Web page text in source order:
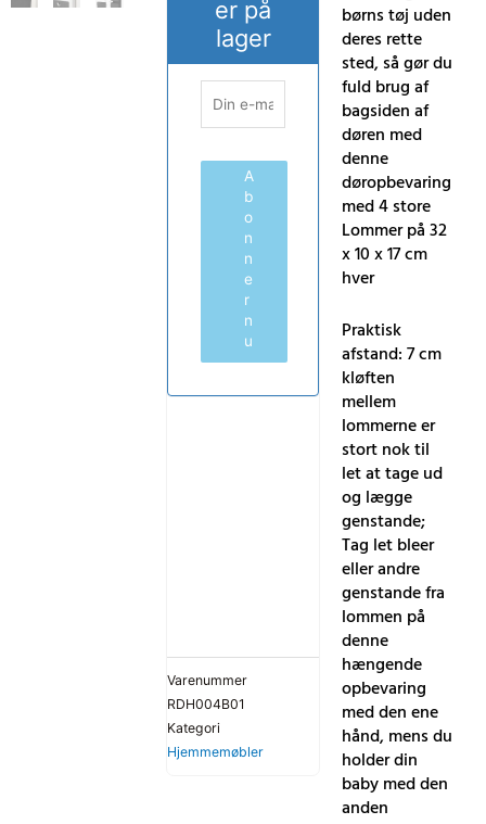
er på
lager
A
b
o
n
n
e
r
n
u
Varenummer
RDH004B01
Kategori
Hjemmemøbler
børns tøj uden
deres rette
sted, så gør du
fuld brug af
bagsiden af ​​
døren med
denne
døropbevaring
med 4 store
Lommer på 32
x 10 x 17 cm
hver
Praktisk
afstand: 7 cm
kløften
mellem
lommerne er
stort nok til
let at tage ud
og lægge
genstande;
Tag let bleer
eller andre
genstande fra
lommen på
denne
hængende
opbevaring
med den ene
hånd, mens du
holder din
baby med den
anden